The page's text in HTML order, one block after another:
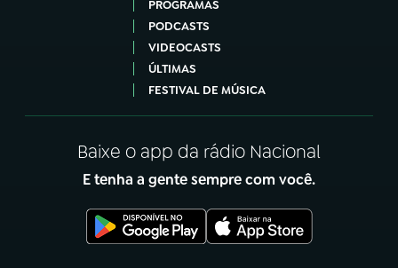
PROGRAMAS
PODCASTS
VIDEOCASTS
ÚLTIMAS
FESTIVAL DE MÚSICA
Baixe o app da rádio Nacional
E tenha a gente sempre com você.